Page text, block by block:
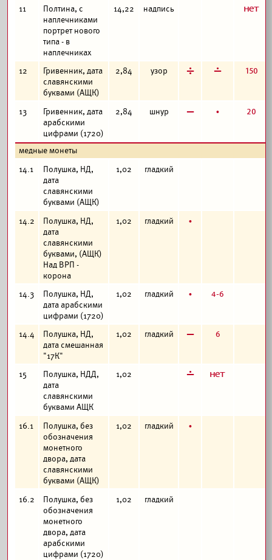
11
Полтина, с
наплечниками
портрет нового
типа - в
наплечниках
14,22 надпись а
12
Гривенник, дата
славянскими
буквами (АЩК)
2,84 узор д г 150
13
Гривенник, дата
арабскими
цифрами (1720)
2,84 шнур в б 20
медные монеты
14.1
Полушка, НД,
дата
славянскими
буквами (АЩК)
1,02 гладкий
14.2
Полушка, НД,
дата
славянскими
буквами, (АЩК)
Над ВРП -
корона
1,02 гладкий б
14.3
Полушка, НД,
дата арабскими
цифрами (1720)
1,02 гладкий б 4-6
14.4
Полушка, НД,
дата смешанная
"17К"
1,02 гладкий в 6
15
Полушка, НДД,
дата
славянскими
буквами АЩК
1,02 г а
16.1
Полушка, без
обозначения
монетного
двора, дата
славянскими
буквами (АЩК)
1,02 гладкий б
16.2
Полушка, без
обозначения
монетного
двора, дата
арабскими
цифрами (1720)
1,02 гладкий